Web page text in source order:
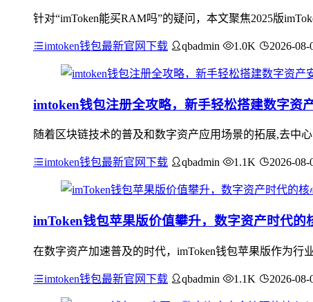
针对“imToken能买RAM吗”的疑问，本文聚焦2025版
imtoken钱包最新官网下载 qbadmin 1.0K 2026-08-
imtoken钱包注册全攻略，新手轻松搭建数字资
随着区块链技术的普及和数字资产应用场景的拓展,去中
imtoken钱包最新官网下载 qbadmin 1.1K 2026-08-
imToken钱包苹果版价值攀升，数字资产时代的
在数字资产加速普及的时代，imToken钱包苹果版作为
imtoken钱包最新官网下载 qbadmin 1.1K 2026-08-